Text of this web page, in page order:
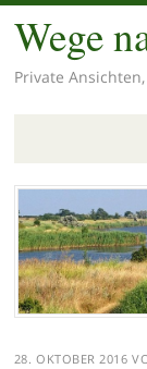
Wege
Private
Zum
Inhalt
springen
28. OKTOBER 2016